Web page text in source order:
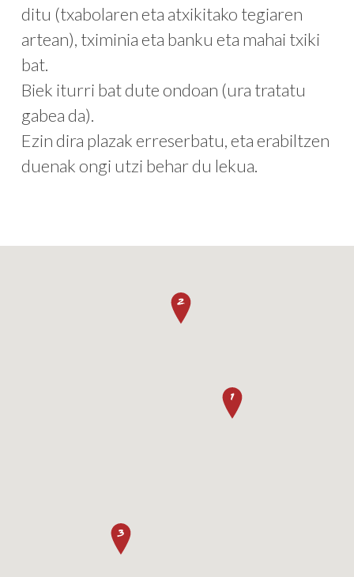
ditu (txabolaren eta atxikitako tegiaren
artean), tximinia eta banku eta mahai txiki
bat.
Biek iturri bat dute ondoan (ura tratatu
gabea da).
Ezin dira plazak erreserbatu, eta erabiltzen
duenak ongi utzi behar du lekua.